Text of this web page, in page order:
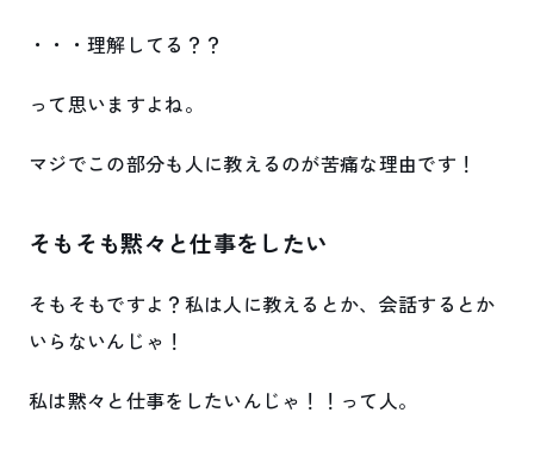
・・・理解してる？？
って思いますよね。
マジでこの部分も人に教えるのが苦痛な理由です！
そもそも黙々と仕事をしたい
そもそもですよ？私は人に教えるとか、会話するとか
いらないんじゃ！
私は黙々と仕事をしたいんじゃ！！って人。